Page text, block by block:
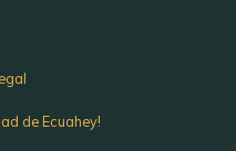
de Ecuahey!